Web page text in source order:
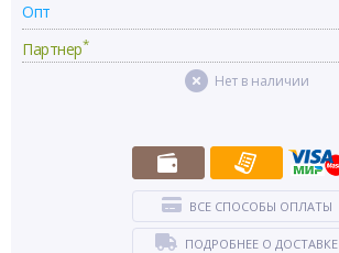
Опт
Партнер*
Нет в наличии
ВСЕ СПОСОБЫ ОПЛАТЫ
ПОДРОБНЕЕ О ДОСТАВКЕ